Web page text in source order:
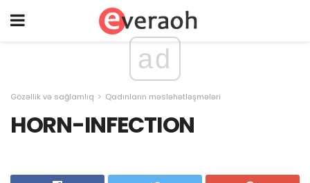
ad
Gözəllik və sağlamlıq Qadınların məsləhətləşmələri
HORN-INFECTION